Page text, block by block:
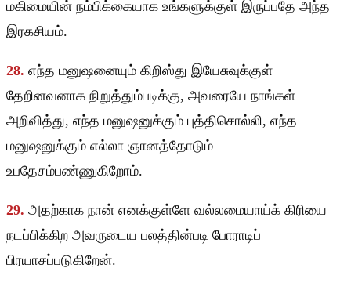
மகிமையின் நம்பிக்கையாக உங்களுக்குள் இருப்பதே அந்த
இரகசியம்.
28. எந்த மனுஷனையும் கிறிஸ்து இயேசுவுக்குள்
தேறினவனாக நிறுத்தும்படிக்கு, அவரையே நாங்கள்
அறிவித்து, எந்த மனுஷனுக்கும் புத்திசொல்லி, எந்த
மனுஷனுக்கும் எல்லா ஞானத்தோடும்
உபதேசம்பண்ணுகிறோம்.
29. அதற்காக நான் எனக்குள்ளே வல்லமையாய்க் கிரியை
நடப்பிக்கிற அவருடைய பலத்தின்படி போராடிப்
பிரயாசப்படுகிறேன்.